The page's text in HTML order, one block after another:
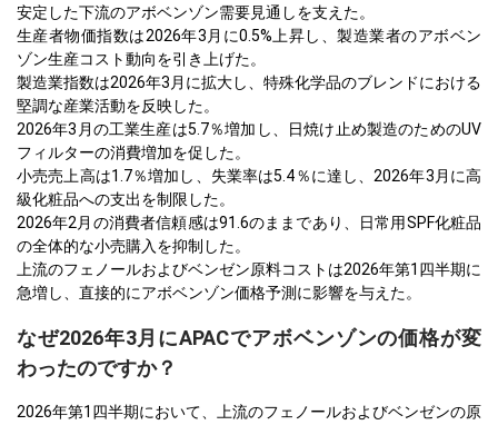
安定した下流のアボベンゾン需要見通しを支えた。
生産者物価指数は2026年3月に0.5%上昇し、製造業者のアボベン
ゾン生産コスト動向を引き上げた。
製造業指数は2026年3月に拡大し、特殊化学品のブレンドにおける
堅調な産業活動を反映した。
2026年3月の工業生産は5.7％増加し、日焼け止め製造のためのUV
フィルターの消費増加を促した。
小売売上高は1.7％増加し、失業率は5.4％に達し、2026年3月に高
級化粧品への支出を制限した。
2026年2月の消費者信頼感は91.6のままであり、日常用SPF化粧品
の全体的な小売購入を抑制した。
上流のフェノールおよびベンゼン原料コストは2026年第1四半期に
急増し、直接的にアボベンゾン価格予測に影響を与えた。
なぜ2026年3月にAPACでアボベンゾンの価格が変
わったのですか？
2026年第1四半期において、上流のフェノールおよびベンゼンの原